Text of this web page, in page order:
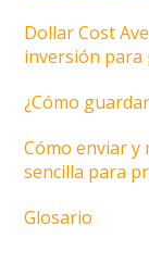
Dollar Cost
inversión para
¿Cómo
Cómo enviar y
sencilla para
Glosario